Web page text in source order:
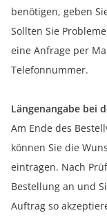
benötigen, geben
Sollten Sie
eine Anfrage per
Telefonnummer.
Längenangabe bei
Am Ende des
können Sie die
eintragen. Nach
Bestellung an und
Auftrag so